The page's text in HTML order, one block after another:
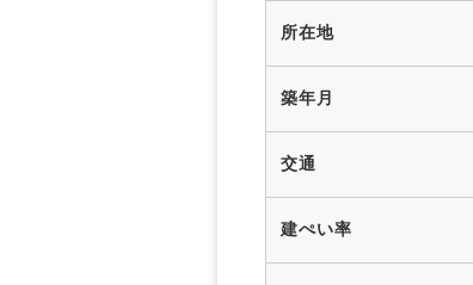
所在地
築年月
交通
建ぺい率